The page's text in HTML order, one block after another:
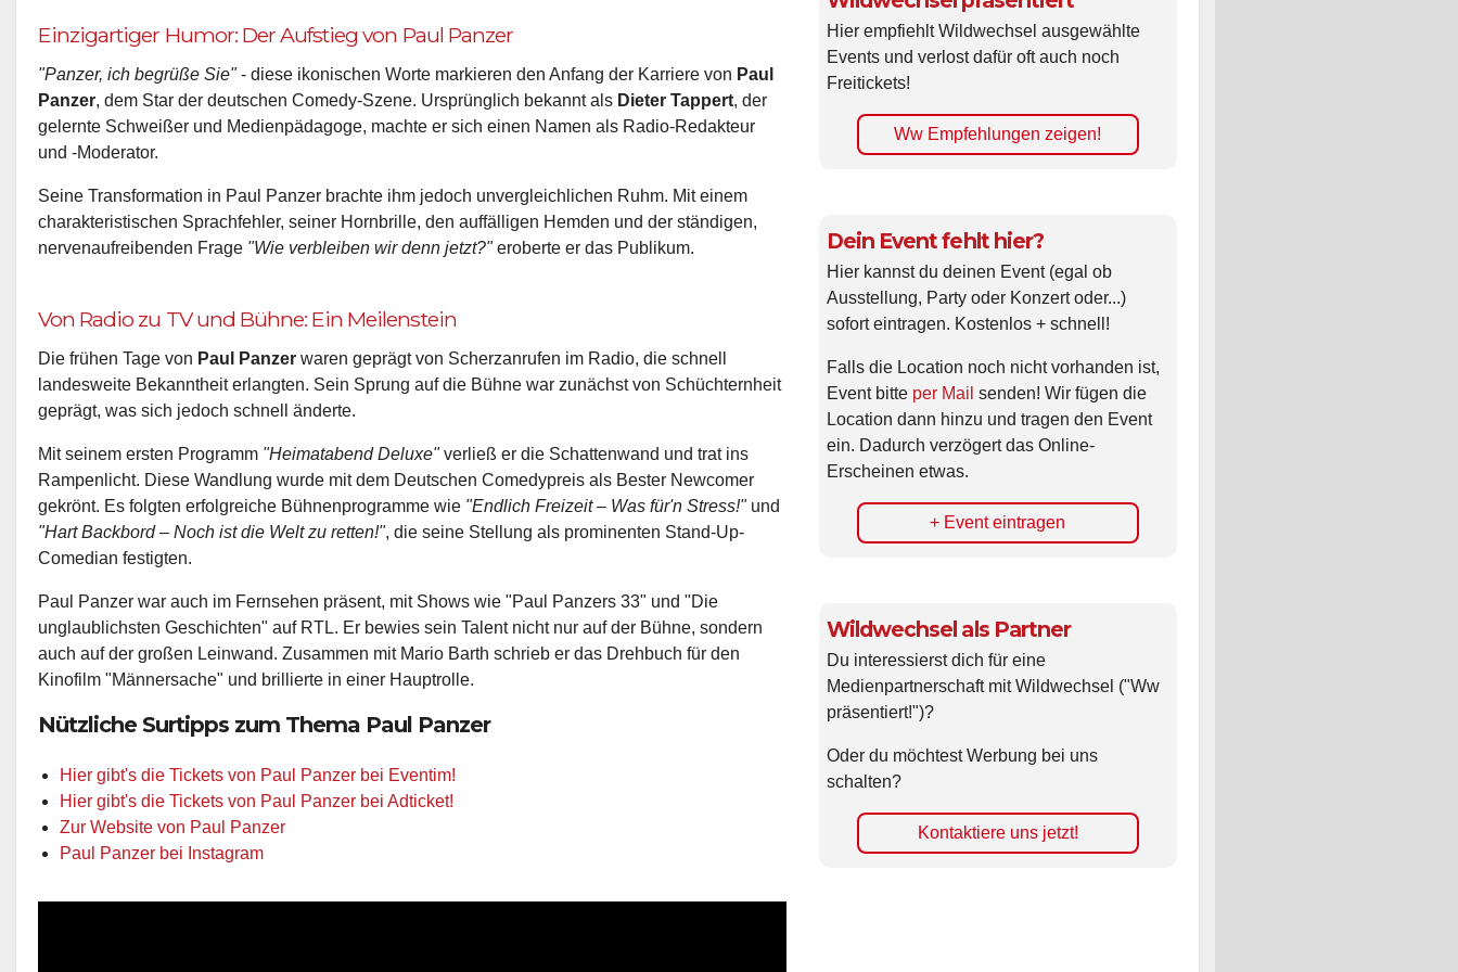
Einzigartiger Humor: Der Aufstieg von Paul Panzer
"Panzer, ich begrüße Sie"- diese ikonischen Worte markieren den Anfang der Karriere von Paul
Panzer, dem Star der deutschen Comedy-Szene. Ursprünglich bekannt als Dieter Tappert, der
gelernte Schweißer und Medienpädagoge, machte er sich einen Namen als Radio-Redakteur
und -Moderator.
Seine Transformation in Paul Panzer brachte ihm jedoch unvergleichlichen Ruhm. Mit einem
charakteristischen Sprachfehler, seiner Hornbrille, den auffälligen Hemden und der ständigen,
nervenaufreibenden Frage "Wie verbleiben wir denn jetzt?"eroberte er das Publikum.
Von Radio zu TV und Bühne: Ein Meilenstein
Die frühen Tage von Paul Panzer waren geprägt von Scherzanrufen im Radio, die schnell
landesweite Bekanntheit erlangten. Sein Sprung auf die Bühne war zunächst von Schüchternheit
geprägt, was sich jedoch schnell änderte.
Mit seinem ersten Programm "Heimatabend Deluxe"verließ er die Schattenwand und trat ins
Rampenlicht. Diese Wandlung wurde mit dem Deutschen Comedypreis als Bester Newcomer
gekrönt. Es folgten erfolgreiche Bühnenprogramme wie "Endlich Freizeit – Was für'n Stress!"und
"Hart Backbord – Noch ist die Welt zu retten!", die seine Stellung als prominenten Stand-Up-
Comedian festigten.
Paul Panzer war auch im Fernsehen präsent, mit Shows wie "Paul Panzers 33" und "Die
unglaublichsten Geschichten" auf RTL. Er bewies sein Talent nicht nur auf der Bühne, sondern
auch auf der großen Leinwand. Zusammen mit Mario Barth schrieb er das Drehbuch für den
Kinofilm "Männersache" und brillierte in einer Hauptrolle.
Nützliche Surtipps zum Thema Paul Panzer
Hier gibt's die Tickets von Paul Panzer bei Eventim!
Hier gibt's die Tickets von Paul Panzer bei Adticket!
Zur Website von Paul Panzer
Paul Panzer bei Instagram
Hier empfiehlt Wildwechsel ausgewählte
Events und verlost dafür oft auch noch
Freitickets!
Ww Empfehlungen zeigen!
Dein Event fehlt hier?
Hier kannst du deinen Event (egal ob
Ausstellung, Party oder Konzert oder...)
sofort eintragen. Kostenlos + schnell!
Falls die Location noch nicht vorhanden ist,
Event bitte per Mail senden! Wir fügen die
Location dann hinzu und tragen den Event
ein. Dadurch verzögert das Online-
Erscheinen etwas.
+ Event eintragen
Wildwechsel als Partner
Du interessierst dich für eine
Medienpartnerschaft mit Wildwechsel ("Ww
präsentiert!")?
Oder du möchtest Werbung bei uns
schalten?
Kontaktiere uns jetzt!